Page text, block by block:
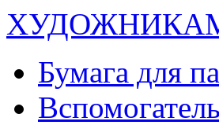
Бумага для